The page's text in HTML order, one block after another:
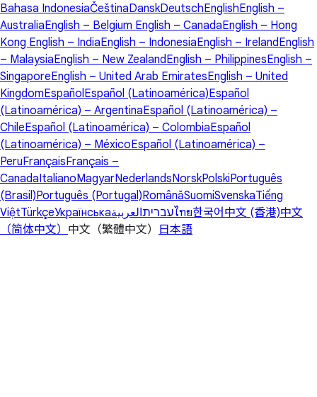
Bahasa IndonesiaČeštinaDanskDeutschEnglishEnglish –
AustraliaEnglish – Belgium English – CanadaEnglish – Hong
Kong English – IndiaEnglish – IndonesiaEnglish – IrelandEnglish
– MalaysiaEnglish – New ZealandEnglish – PhilippinesEnglish –
SingaporeEnglish – United Arab EmiratesEnglish – United
KingdomEspañolEspañol (Latinoamérica)Español
(Latinoamérica) – ArgentinaEspañol (Latinoamérica) –
ChileEspañol (Latinoamérica) – ColombiaEspañol
(Latinoamérica) – MéxicoEspañol (Latinoamérica) –
PeruFrançaisFrançais –
CanadaItalianoMagyarNederlandsNorskPolskiPortuguês
(Brasil)Português (Portugal)RomânăSuomiSvenskaTiếng
ViệtTürkçeУкраїнська עבריתالعربية ไทย한국어 中文 (香港)中文
（简体中文） 中文（繁體中文） 日本語